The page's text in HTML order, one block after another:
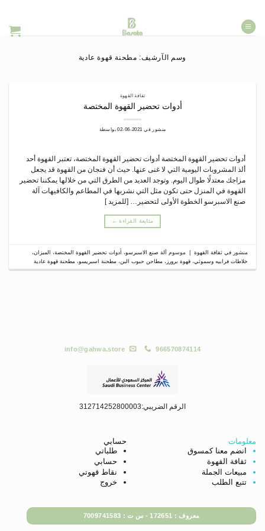
وسم الآرشيف: مطحنة قهوة عادية
ثقافة القهوة
أدوات تحضير القهوة المختصة
منشور في 2021-06-02 بواسطة
أدوات تحضير القهوة المختصة أدوات تحضير القهوة المختصة، تعتبر القهوة أحد
ألذ المشروبات اليومية التي لا غنى عنها. حيث أن فنجان من القهوة قد يجعل
مزاجك معتدلًا طوال اليوم. وتوجد العديد من الطرق التي من خلالها يمكننا تحضير
القهوة في المنزل حتى تكون مثل التي نشربها في المطاعم والكافيهات آلة
صنع الاسبرسو الخطوة الأولى لتحضير… [للمزيد ]
متابعة القراءة ←
منشور فيثقافة القهوة | موسومآلة صنع الاسبرسو، أدوات تحضير القهوة المختصة، الميزان،
خلاطات فرابيه وسموثي،قهوة برورز ، مطاحن حبوب البن، مطحنة اسبريسو، مطحنة قهوة عادية
966570874114
info@gahwa.store
الرقم الضريبي:312714252800003
معلومات
انضم معنا كمسوق
ثقافة القهوة
مبيعات الجملة
تتبع الطلب
حسابي
طلباتي
حسابي
نقاط قهوتي
خروج
معروف : 172651 - س ت : 7009741583